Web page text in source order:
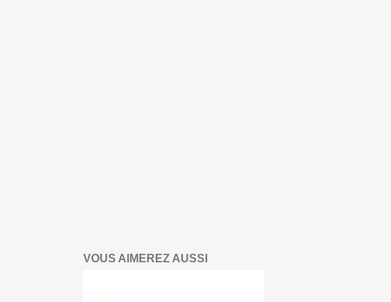
VOUS AIMEREZ AUSSI